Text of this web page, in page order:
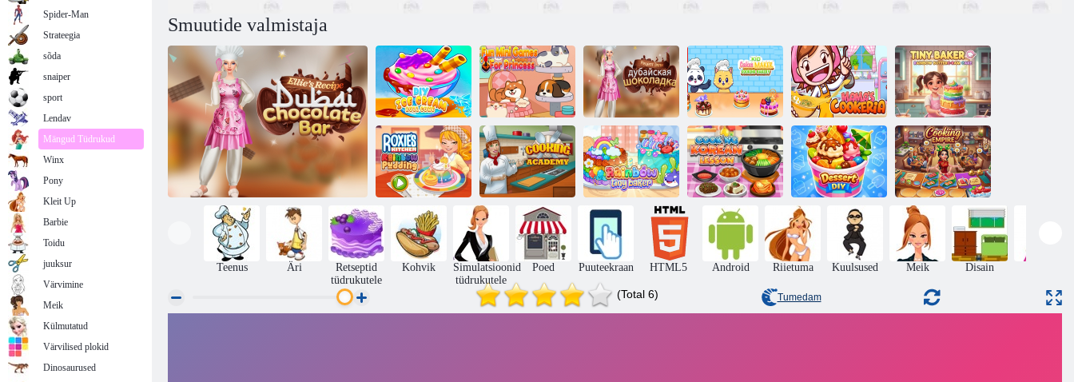
Smuutide valmistaja
DIY
jäätiserullkoonus
Lõbusad
minimängud
printsessile
Elliesi retsept
Dubai
šokolaadibaar
Lastekookide
valmistaja
kokkamispagari
Mama pliitia
Pisike pagar:
vikerkaarevõikreemikook
Roxie köök:
vikerkaarepuding
Kokandusakadeemia
Vikerkaare
pisike pagar
toiduvalmistamise
õppetunnid
Magustoit DIY Kokandusimpeerium
Teenus Äri
Retseptid
tüdrukutele
Kohvik
Simulatsioonid
tüdrukutele
Poed Puuteekraan HTML5 Android Riietuma Kuulsused Meik Disain
(Total 6) Tumedam
Spider-Man
Strateegia
sõda
snaiper
sport
Lendav
Mängud Tüdrukud
Winx
Pony
Kleit Up
Barbie
Toidu
juuksur
Värvimine
Meik
Külmutatud
Värvilised plokid
Dinosaurused